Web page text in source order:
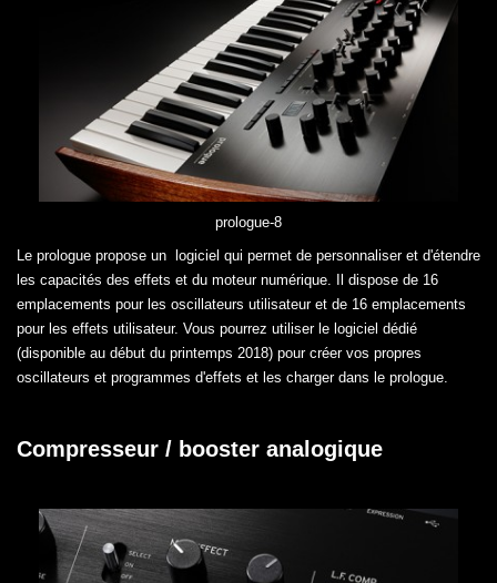
prologue-8
Le prologue propose un logiciel qui permet de personnaliser et d'étendre
les capacités des effets et du moteur numérique. Il dispose de 16
emplacements pour les oscillateurs utilisateur et de 16 emplacements
pour les effets utilisateur. Vous pourrez utiliser le logiciel dédié
(disponible au début du printemps 2018) pour créer vos propres
oscillateurs et programmes d'effets et les charger dans le prologue.
Compresseur / booster analogique